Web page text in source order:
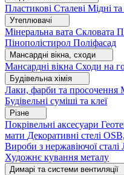
Пластикові Сталеві Мідні та
Утеплювачі
Мінеральна вата Скловата
Пінополістирол Поліфасад
Мансардні вікна, сходи
Мансардні вікна Сходи на
Будівельна хімія
Лаки, фарби та просочення
Будівельні суміші та клеї
Різне
Покрівельні аксесуари
мати Декоративні стелі
Вироби з нержавіючої сталі
Художнє кування металу
Димарі та системи вентиляції